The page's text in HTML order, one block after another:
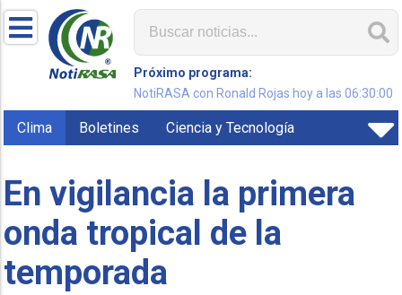
Próximo programa:
NotiRASA con Ronald Rojas hoy a las 06:30:00
Clima Boletines Ciencia y Tecnología
En vigilancia la primera
onda tropical de la
temporada